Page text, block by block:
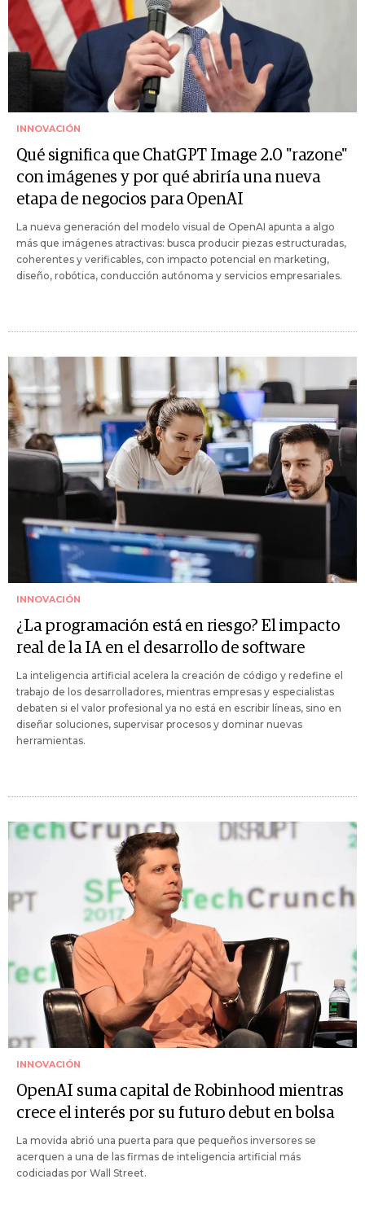
INNOVACIÓN
Qué significa que ChatGPT Image 2.0 "razone"
con imágenes y por qué abriría una nueva
etapa de negocios para OpenAI
La nueva generación del modelo visual de OpenAI apunta a algo
más que imágenes atractivas: busca producir piezas estructuradas,
coherentes y verificables, con impacto potencial en marketing,
diseño, robótica, conducción autónoma y servicios empresariales.
INNOVACIÓN
¿La programación está en riesgo? El impacto
real de la IA en el desarrollo de software
La inteligencia artificial acelera la creación de código y redefine el
trabajo de los desarrolladores, mientras empresas y especialistas
debaten si el valor profesional ya no está en escribir líneas, sino en
diseñar soluciones, supervisar procesos y dominar nuevas
herramientas.
INNOVACIÓN
OpenAI suma capital de Robinhood mientras
crece el interés por su futuro debut en bolsa
La movida abrió una puerta para que pequeños inversores se
acerquen a una de las firmas de inteligencia artificial más
codiciadas por Wall Street.